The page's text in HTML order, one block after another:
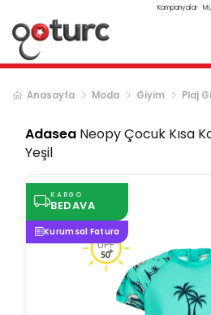
Kampanyalar
Anasayfa Moda Giyim Plaj
Adasea Neopy Çocuk Kısa
Yeşil
KARGO
BEDAVA
Kurumsal Fatura